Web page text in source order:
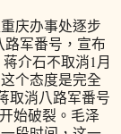
庆办事处逐步
军番号，宣布
介石不取消1月
个态度是完全
取消八路军番号
始破裂。毛泽